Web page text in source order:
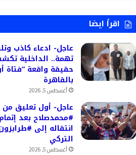
اقرأ ايضا
عاجل- ادعاء كاذب
تهمة.. الداخلية
حقيقة واقعة “فتاة
بالقاهرة
أغسطس 5, 2026
عاجل- أول تعليق من
#محمدصلاح بعد إتمام
انتقاله إلى
التركي
أغسطس 5, 2026